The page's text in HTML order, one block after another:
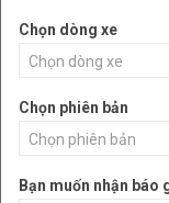
Chọn dòng xe
Chọn dòng xe
Chọn phiên bản
Chọn phiên bản
Bạn muốn nhận báo